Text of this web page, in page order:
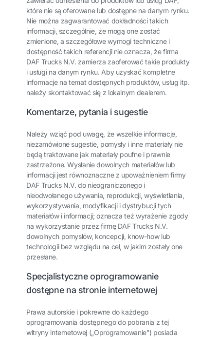
które nie są oferowane lub dostępne na danym rynku.
Nie można zagwarantować dokładności takich
informacji, szczególnie, że mogą one zostać
zmienione, a szczegółowe wymogi techniczne i
dostępność takich referencji nie oznacza, że firma
DAF Trucks N.V. zamierza zaoferować takie produkty
i usługi na danym rynku. Aby uzyskać kompletne
informacje na temat dostępnych produktów, usług itp.
należy skontaktować się z lokalnym dealerem.
Komentarze, pytania i sugestie
Należy wziąć pod uwagę, że wszelkie informacje,
niezamówione sugestie, pomysły i inne materiały nie
będą traktowane jak materiały poufne i prawnie
zastrzeżone. Wysłanie dowolnych materiałów lub
informacji jest równoznaczne z upoważnieniem firmy
DAF Trucks N.V. do nieograniczonego i
nieodwołanego używania, reprodukcji, wyświetlania,
wykorzystywania, modyfikacji i dystrybucji tych
materiałów i informacji; oznacza też wyrażenie zgody
na wykorzystanie przez firmę DAF Trucks N.V.
dowolnych pomysłów, koncepcji, know-how lub
technologii bez względu na cel, w jakim zostały one
przesłane.
Specjalistyczne oprogramowanie
dostępne na stronie internetowej
Prawa autorskie i pokrewne do każdego
oprogramowania dostępnego do pobrania z tej
witryny internetowej („Oprogramowanie”) posiada